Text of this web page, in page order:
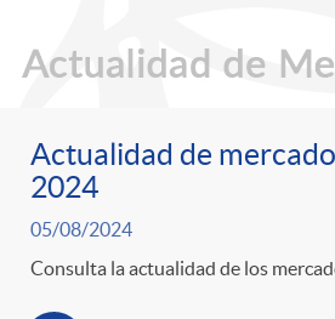
Actualidad de
2024
05/08/2024
Consulta la actualidad de los